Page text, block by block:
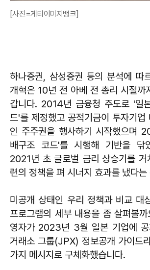
[사진=게티이미지뱅크]
하나증권, 삼성증권 등의 분석에 따
개혁은 10년 전 아베 전 총리 시절까
갑니다. 2014년 금융청 주도로 '일
드'를 제정했고 공적기금이 투자기업
인 주주권을 행사하기 시작했으며
배구조 코드'를 시행해 기반을 닦
2021년 초 글로벌 금리 상승기를
련의 정책을 펴 시너지 효과를 냈다는
미공개 상태인 우리 정책과 비교 대
프로그램의 세부 내용을 좀 살펴볼
영자가 2023년 3월 일본 기업에
거래소 그룹(JPX) 정보공개 가이드
가지 메시지로 구체화했습니다.